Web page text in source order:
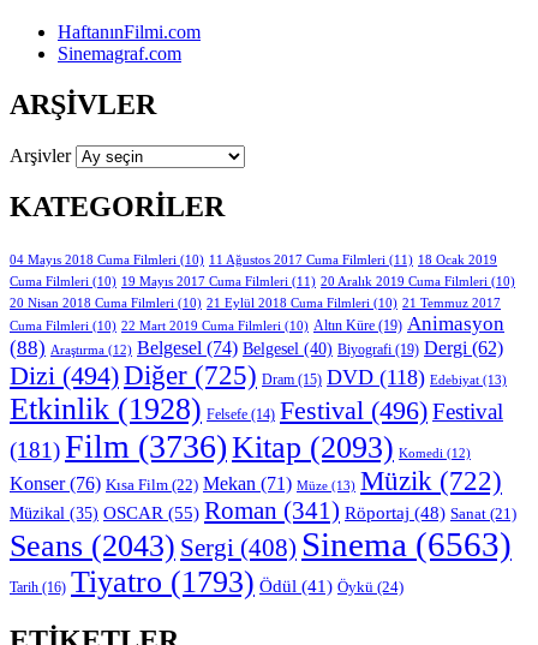
HaftanınFilmi.com
Sinemagraf.com
ARŞIVLER
Arşivler
KATEGORILER
04 Mayıs 2018 Cuma Filmleri (10) 11 Ağustos 2017 Cuma Filmleri (11) 18 Ocak 2019
Cuma Filmleri (10) 19 Mayıs 2017 Cuma Filmleri (11) 20 Aralık 2019 Cuma Filmleri (10)
20 Nisan 2018 Cuma Filmleri (10) 21 Eylül 2018 Cuma Filmleri (10) 21 Temmuz 2017
Cuma Filmleri (10) 22 Mart 2019 Cuma Filmleri (10) Altın Küre (19) Animasyon
(88) Araştırma (12) Belgesel (74) Belgesel (40) Biyografi (19) Dergi (62)
Dizi (494)Diğer (725) Dram (15) DVD (118) Edebiyat (13)
Etkinlik (1928) Felsefe (14) Festival (496)Festival
(181)Film (3736)Kitap (2093) Komedi (12)
Konser(76) Kısa Film (22) Mekan (71) Müze (13) Müzik (722)
Müzikal (35) OSCAR (55) Roman (341) Röportaj (48) Sanat (21)
Seans (2043) Sergi (408) Sinema (6563)
Tarih (16) Tiyatro (1793) Ödül (41) Öykü (24)